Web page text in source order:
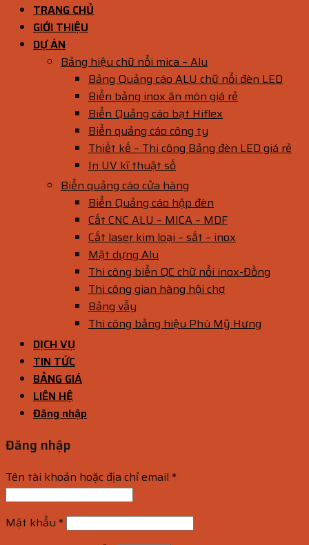
TRANG CHỦ
GIỚI THIỆU
DỰ ÁN
Bảng hiệu chữ nổi mica – Alu
Bảng Quảng cáo ALU chữ nổi đèn LED
Biển bảng inox ăn mòn giá rẻ
Biển Quảng cáo bạt Hiflex
Biển quảng cáo công ty
Thiết kế – Thi công Bảng đèn LED giá rẻ
In UV kĩ thuật số
Biển quảng cáo cửa hàng
Biển Quảng cáo hộp đèn
Cắt CNC ALU – MICA – MDF
Cắt laser kim loại – sắt – inox
Mặt dựng Alu
Thi công biển QC chữ nổi inox-Đồng
Thi công gian hàng hội chợ
Bảng vẫy
Thi công bảng hiệu Phú Mỹ Hưng
DỊCH VỤ
TIN TỨC
BẢNG GIÁ
LIÊN HỆ
Đăng nhập
Đăng nhập
Tên tài khoản hoặc địa chỉ email *
Mật khẩu *